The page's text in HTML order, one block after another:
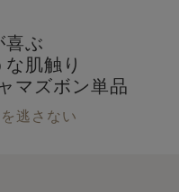
喜ぶ
肌触り
マズボン単品
逃さない